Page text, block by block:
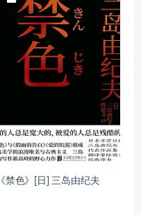
《禁色》[日] 三岛由纪夫